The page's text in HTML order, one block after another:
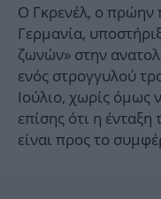
Ο Γκρενέλ, ο πρώην
Γερμανία,
ζωνών» στην
ενός στρογγυλού
Ιούλιο, χωρίς όμως
επίσης ότι η
είναι προς το